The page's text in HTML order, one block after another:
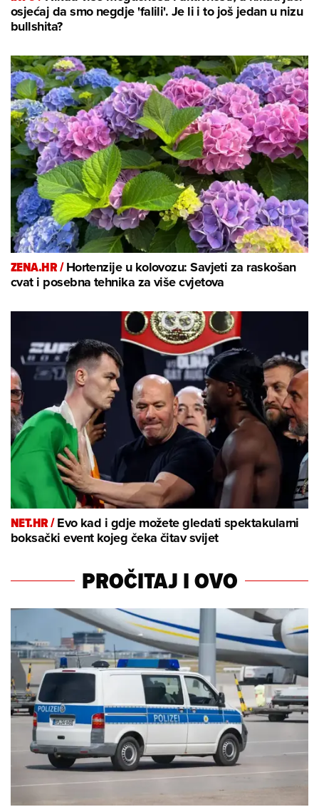
osjećaj da smo negdje 'falili'. Je li i to još jedan u nizu
bullshita?
ZENA.HR /Hortenzije u kolovozu: Savjeti za raskošan
cvat i posebna tehnika za više cvjetova
NET.HR /Evo kad i gdje možete gledati spektakularni
boksački event kojeg čeka čitav svijet
PROČITAJ I OVO